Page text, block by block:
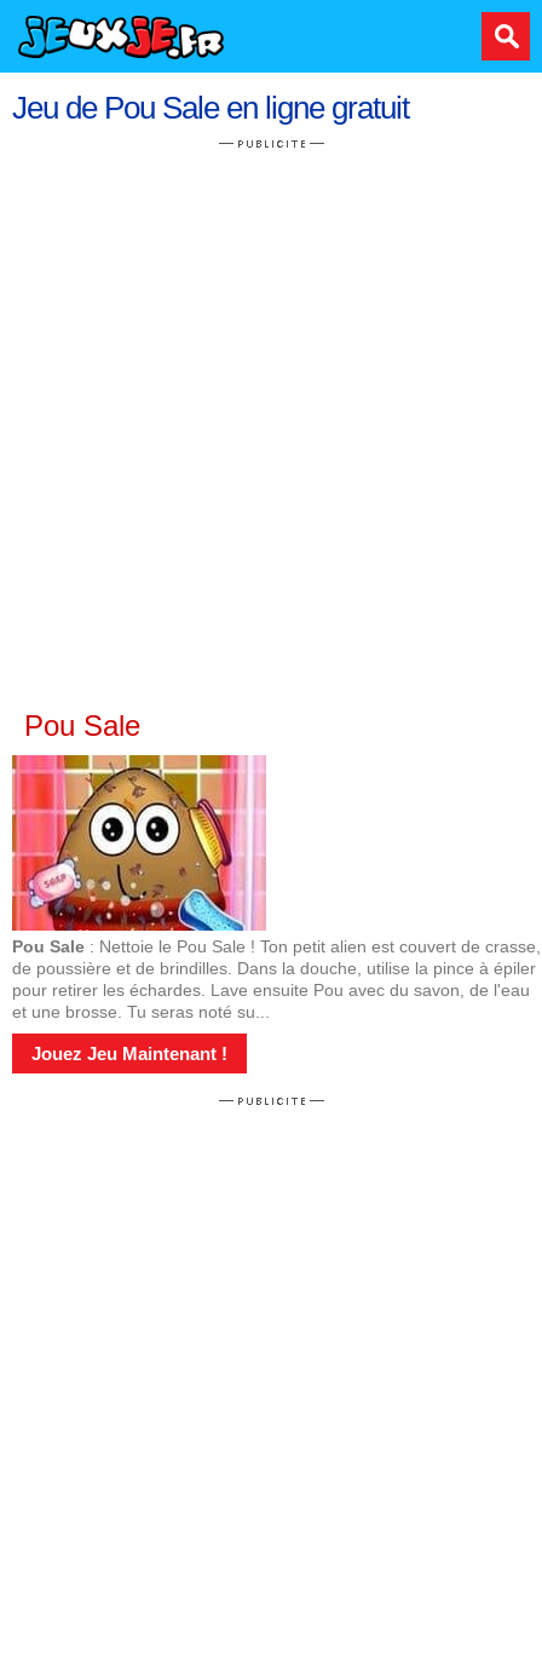
Jeu de Pou Sale en ligne gratuit
Pou Sale
Pou Sale : Nettoie le Pou Sale ! Ton petit alien est couvert de crasse,
de poussière et de brindilles. Dans la douche, utilise la pince à épiler
pour retirer les échardes. Lave ensuite Pou avec du savon, de l'eau
et une brosse. Tu seras noté su...
Jouez Jeu Maintenant !